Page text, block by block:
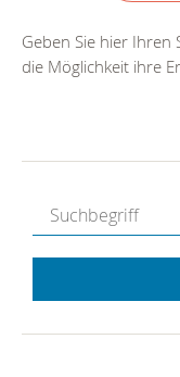
Geben Sie hier Ihren
die Möglichkeit ihre